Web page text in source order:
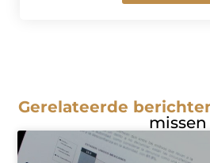
Gerelateerde
missen